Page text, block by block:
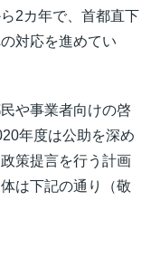
2カ年で、首都直下
対応を進めてい
や事業者向けの啓
年度は公助を深め
策提言を行う計画
は下記の通り（敬